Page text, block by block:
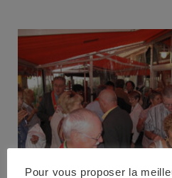
Pour vous proposer la